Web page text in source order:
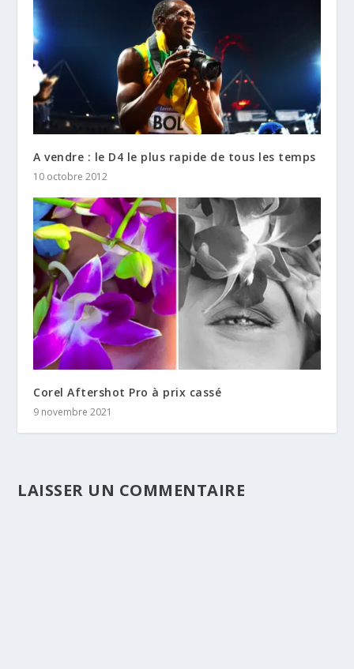
A vendre : le D4 le plus rapide de tous les temps
10 octobre 2012
Corel Aftershot Pro à prix cassé
9 novembre 2021
LAISSER UN COMMENTAIRE